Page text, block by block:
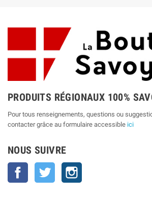
PRODUITS RÉGIONAUX 100%
Pour tous renseignements, questions ou
contacter grâce au formulaire accessible ici
NOUS SUIVRE
Facebook Twitter